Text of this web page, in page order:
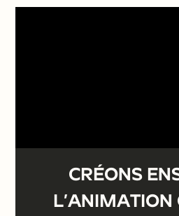
événement,
DEMANDER UN
CRÉONS
L’ANIMATION